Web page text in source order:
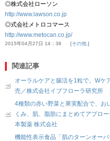
◎株式会社ローソン
http://www.lawson.co.jp
◎式会社メトロコマース
http://www.metocan.co.jp/
2015年04月27日 14：38 その他.
関連記事
オーラルケアと腸活を1粒で。Wケ
売／株式会社イブフローラ研究所
4種類の赤い野菜と果実配合で、お
くみ、肌、脂肪にまとめてアプロ
本製薬 株式会社
機能性表示食品「肌のターンオー